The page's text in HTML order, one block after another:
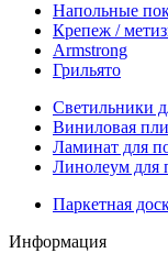
Напольные
Крепеж /
Armstrong
Грильято
Светильники
Виниловая
Ламинат для
Линолеум для
Паркетная
Информация